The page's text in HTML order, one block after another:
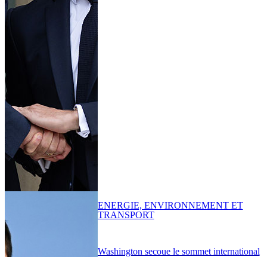
Washington secoue le sommet international
ENERGIE, ENVIRONNEMENT ET
TRANSPORT